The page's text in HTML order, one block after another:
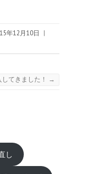
年12月10日
|
てきました！
→
し